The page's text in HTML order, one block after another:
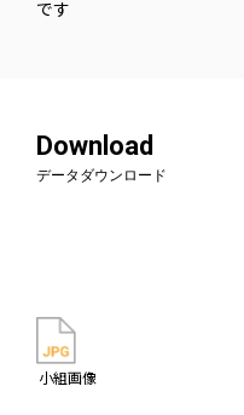
です
Download
データダウンロード
小組画像